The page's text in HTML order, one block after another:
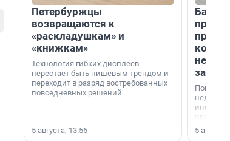
Петербуржцы
возвращаются к
«раскладушкам» и
«книжкам»
Технология гибких дисплеев
перестает быть нишевым трендом и
переходит в разряд востребованных
повседневных решений.
5 августа, 13:56
Банк
Покупка
офис,
5